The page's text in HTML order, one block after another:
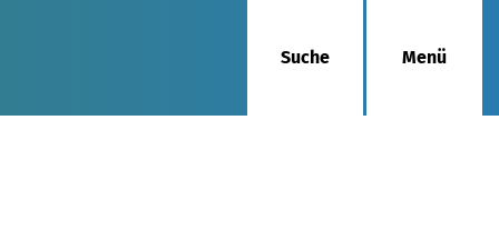
Suche Menü